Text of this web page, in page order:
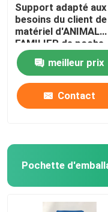
Support adapté aux
besoins du client de
matériel d'ANIMAL
FAMILIER de poche
d'emballage de bec
vers le haut de sac
bec
meilleur prix
Contact
Pochette